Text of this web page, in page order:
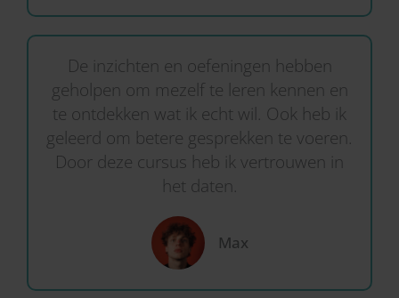
De inzichten en oefeningen hebben
geholpen om mezelf te leren kennen en
te ontdekken wat ik echt wil. Ook heb ik
geleerd om betere gesprekken te voeren.
Door deze cursus heb ik vertrouwen in
het daten.
Max